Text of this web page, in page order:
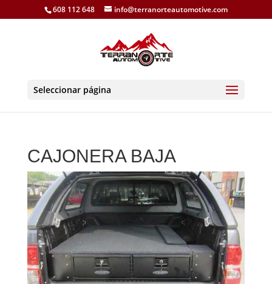
608 112 648 info@terranorteautomotive.com
Seleccionar página
CAJONERA BAJA